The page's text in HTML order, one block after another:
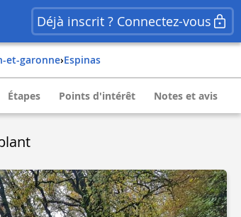
Déjà inscrit ? Connectez-vous
et-garonne› espinas
Étapes Points d'intérêt Notes et avis